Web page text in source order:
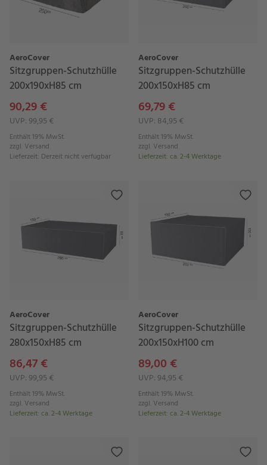
AeroCover
Sitzgruppen-Schutzhülle
200x190xH85 cm
90,29 €
UVP: 99,95 €
Enthält 19% MwSt.
zzgl. Versand
Lieferzeit: Derzeit nicht verfügbar
AeroCover
Sitzgruppen-Schutzhülle
200x150xH85 cm
69,79 €
UVP: 84,95 €
Enthält 19% MwSt.
zzgl. Versand
Lieferzeit: ca. 2-4 Werktage
AeroCover
Sitzgruppen-Schutzhülle
280x150xH85 cm
86,47 €
UVP: 99,95 €
Enthält 19% MwSt.
zzgl. Versand
Lieferzeit: ca. 2-4 Werktage
AeroCover
Sitzgruppen-Schutzhülle
200x150xH100 cm
89,00 €
UVP: 94,95 €
Enthält 19% MwSt.
zzgl. Versand
Lieferzeit: ca. 2-4 Werktage